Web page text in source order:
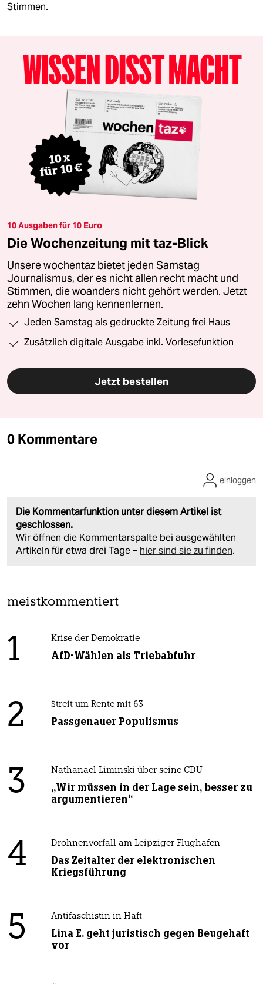
Stimmen.
10 Ausgaben für 10 Euro
Die Wochenzeitung mit taz-Blick
Unsere wochentaz bietet jeden Samstag
Journalismus, der es nicht allen recht macht und
Stimmen, die woanders nicht gehört werden. Jetzt
zehn Wochen lang kennenlernen.
Jeden Samstag als gedruckte Zeitung frei Haus
Zusätzlich digitale Ausgabe inkl. Vorlesefunktion
Jetzt bestellen
0 Kommentare
Die Kommentarfunktion unter diesem Artikel ist
geschlossen.
Wir öffnen die Kommentarspalte bei ausgewählten
Artikeln für etwa drei Tage – hier sind sie zu finden.
einloggen
meistkommentiert
1 Krise der Demokratie
AfD-Wählen als Triebabfuhr
2 Streit um Rente mit 63
Passgenauer Populismus
3 Nathanael Liminski über seine CDU
„Wir müssen in der Lage sein, besser zu
argumentieren“
4 Drohnenvorfall am Leipziger Flughafen
Das Zeitalter der elektronischen
Kriegsführung
5 Antifaschistin in Haft
Lina E. geht juristisch gegen Beugehaft
vor